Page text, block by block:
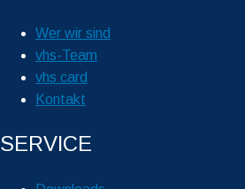
Wer wir sind
vhs-Team
vhs card
Kontakt
SERVICE